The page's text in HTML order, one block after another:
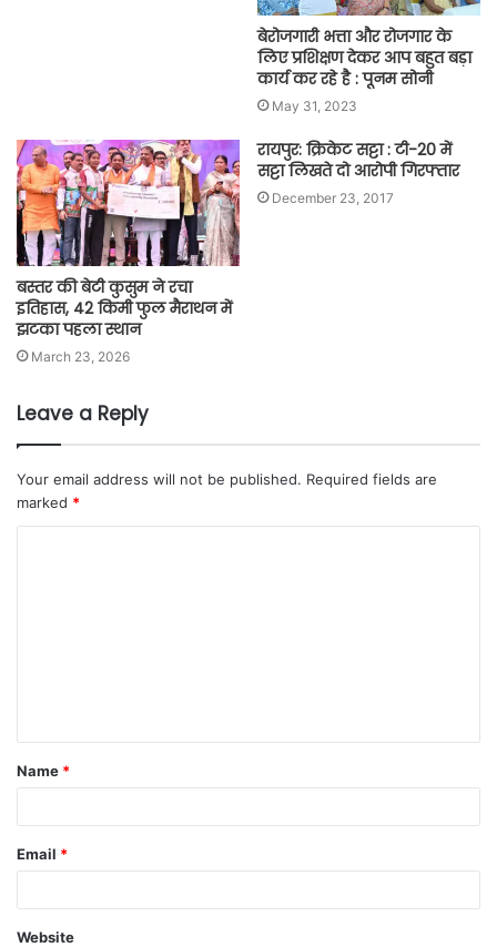
बेरोजगारी भत्ता और रोजगार के
लिए प्रशिक्षण देकर आप बहुत बड़ा
कार्य कर रहे है : पूनम सोनी
May 31, 2023
बस्तर की बेटी कुसुम ने रचा
इतिहास, 42 किमी फुल मैराथन में
झटका पहला स्थान
March 23, 2026
रायपुर: क्रिकेट सट्टा : टी-20 में
सट्टा लिखते दो आरोपी गिरफ्तार
December 23, 2017
Leave a Reply
Your email address will not be published. Required fields are
marked *
Name *
Email *
Website